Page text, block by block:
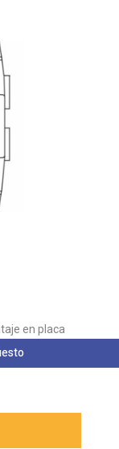
en placa